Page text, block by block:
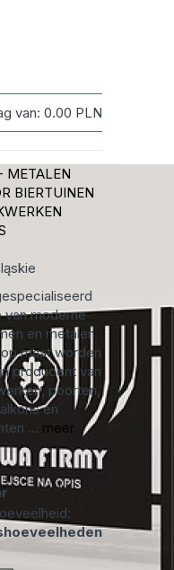
van: 0.00 PLN
METALEN
BIERTUINEN
van moderne
en metalen
maat worden
producent van
poorten,
en
... meer